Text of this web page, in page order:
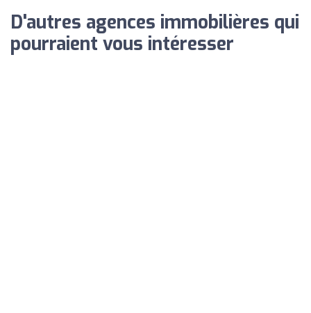
D'autres agences immobilières qui
pourraient vous intéresser